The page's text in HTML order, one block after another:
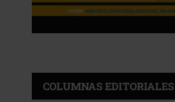
COLUMNAS EDITORIALES